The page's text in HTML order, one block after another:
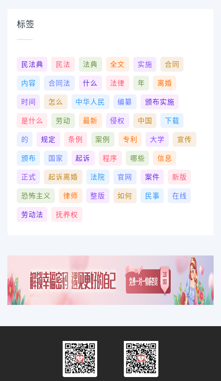
标签
民法典 民法 法典 全文 实施 合同
内容 合同法 什么 法律 年 离婚
时间 怎么 中华人民 编纂 颁布实施
是什么 劳动 最新 侵权 中国 下载
的 规定 条例 案例 专利 大学 宣传
颁布 国家 起诉 程序 哪些 信息
正式 起诉离婚 法院 官网 案件 新版
恐怖主义 律师 整版 如何 民事 在线
劳动法 抚养权